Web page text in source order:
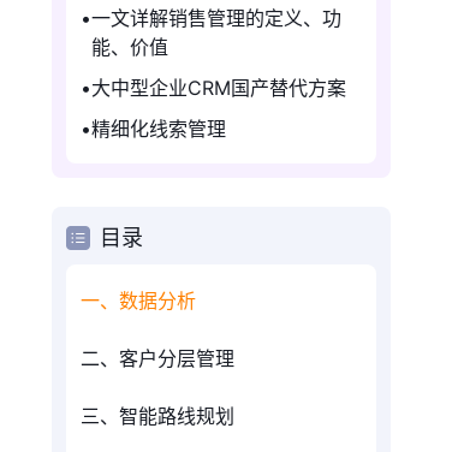
一文详解销售管理的定义、功
能、价值
大中型企业CRM国产替代方案
精细化线索管理
目录
一、数据分析
二、客户分层管理
三、智能路线规划